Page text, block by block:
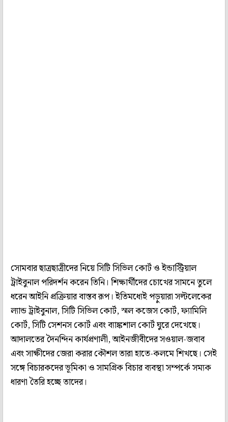
সোমবার ছাত্রছাত্রীদের নিয়ে সিটি সিভিল কোর্ট ও ইন্ডাস্ট্রিয়াল
ট্রাইবুনাল পরিদর্শন করেন তিনি। শিক্ষার্থীদের চোখের সামনে তুলে
ধরেন আইনি প্রক্রিয়ার বাস্তব রূপ। ইতিমধ্যেই পড়ুয়ারা সল্টলেকের
ল্যান্ড ট্রাইবুনাল, সিটি সিভিল কোর্ট, স্মল কজেস কোর্ট, ফ্যামিলি
কোর্ট, সিটি সেশনস কোর্ট এবং ব্যাঙ্কশাল কোর্ট ঘুরে দেখেছে।
আদালতের দৈনন্দিন কার্যপ্রণালী, আইনজীবীদের সওয়াল-জবাব
এবং সাক্ষীদের জেরা করার কৌশল তারা হাতে-কলমে শিখছে। সেই
সঙ্গে বিচারকদের ভূমিকা ও সামগ্রিক বিচার ব্যবস্থা সম্পর্কে সম্যক
ধারণা তৈরি হচ্ছে তাদের।